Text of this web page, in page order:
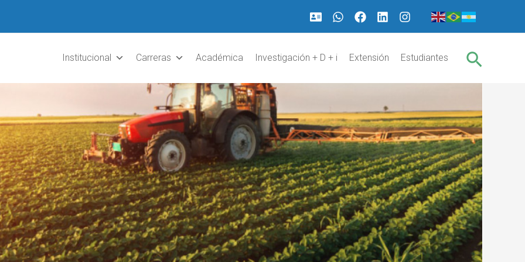
Institucional Carreras Académica Investigación + D + i Extensión Estudiantes Buscar